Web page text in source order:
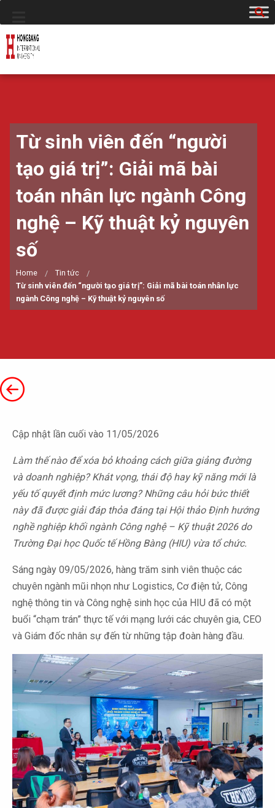
Từ sinh viên đến “người
tạo giá trị”: Giải mã bài
toán nhân lực ngành Công
nghệ – Kỹ thuật kỷ nguyên
số
Home
Tin tức
Từ sinh viên đến “người tạo giá trị”: Giải mã bài toán nhân lực
ngành Công nghệ – Kỹ thuật kỷ nguyên số
Cập nhật lần cuối vào 11/05/2026
Làm thế nào để xóa bỏ khoảng cách giữa giảng đường
và doanh nghiệp? Khát vọng, thái độ hay kỹ năng mới là
yếu tố quyết định mức lương? Những câu hỏi bức thiết
này đã được giải đáp thỏa đáng tại Hội thảo Định hướng
nghề nghiệp khối ngành Công nghệ – Kỹ thuật 2026 do
Trường Đại học Quốc tế Hồng Bàng (HIU) vừa tổ chức.
Sáng ngày 09/05/2026, hàng trăm sinh viên thuộc các
chuyên ngành mũi nhọn như Logistics, Cơ điện tử, Công
nghệ thông tin và Công nghệ sinh học của HIU đã có một
buổi “chạm trán” thực tế với mạng lưới các chuyên gia, CEO
và Giám đốc nhân sự đến từ những tập đoàn hàng đầu.